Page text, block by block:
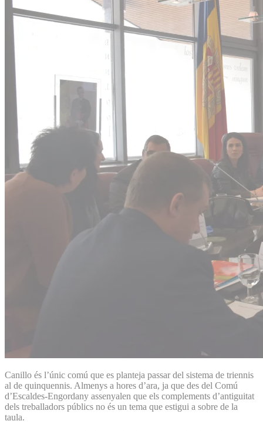
Canillo és l’únic comú que es planteja passar del sistema de triennis
al de quinquennis. Almenys a hores d’ara, ja que des del Comú
d’Escaldes-Engordany assenyalen que els complements d’antiguitat
dels treballadors públics no és un tema que estigui a sobre de la
taula.